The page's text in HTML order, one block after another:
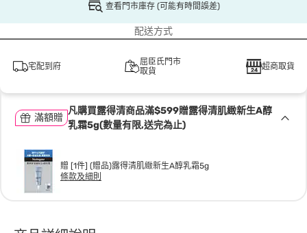
查看門市庫存 (可能有時間誤差)
配送方式
宅配到府
屈臣氏門市
取貨
超商取貨
滿額贈
凡購買露得清商品滿$599贈露得清肌緻新生A醇
乳霜5g(數量有限,送完為止)
贈 [1件] (贈品)露得清肌緻新生A醇乳霜5g
條款及細則